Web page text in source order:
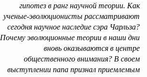
гипотез в ранг научной теории. Как
ученые-эволюционисты рассматривают
сегодня научное наследие сэра Чарльза?
Почему эволюционные теории в наши дни
вновь оказываются в центре
общественного внимания? В своем
выступлении папа признал приемлемым